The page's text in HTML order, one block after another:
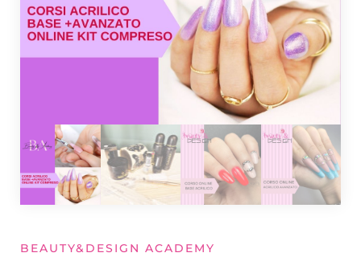
BEAUTY&DESIGN ACADEMY